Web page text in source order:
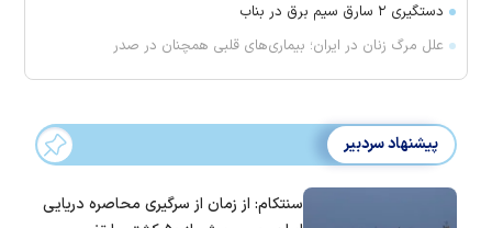
دستگیری ۲ سارق سیم برق در بناب
علل مرگ زنان در ایران؛ بیماری‌های قلبی همچنان در صدر
پیشنهاد سردبیر
سنتکام: از زمان از سرگیری محاصره دریایی